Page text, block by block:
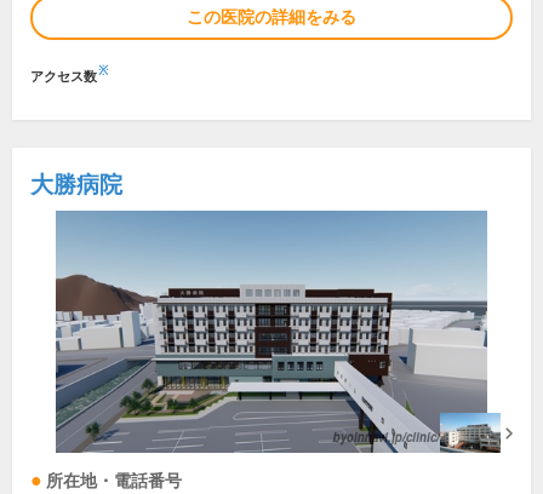
この医院の詳細をみる
アクセス数※
大勝病院
所在地・電話番号